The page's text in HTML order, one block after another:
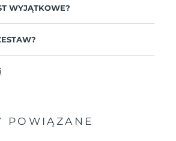
WYJĄTKOWE?
i pozostałości makijażu.
głęboko w porach nieczystości,
cery.
z silikonu delikatnie usuwają
POWIĄZANE